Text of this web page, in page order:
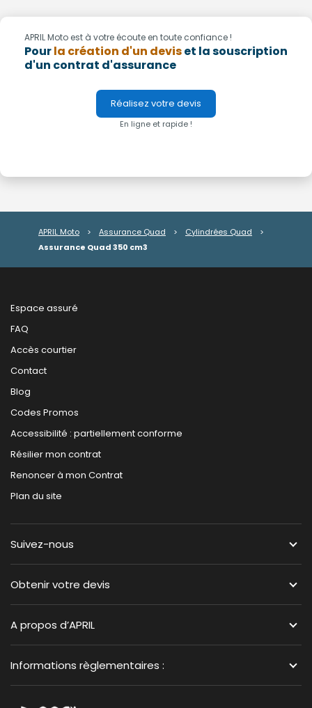
APRIL Moto est à votre écoute en toute confiance !
Pourla création d'un deviset la souscription
d'un contrat d'assurance
Réalisez votre devis
En ligne et rapide !
APRIL Moto > Assurance Quad > Cylindrées Quad
>
Assurance Quad 350 cm3
Espace assuré
FAQ
Accès courtier
Contact
Blog
Codes Promos
Accessibilité : partiellement conforme
Résilier mon contrat
Renoncer à mon Contrat
Plan du site
Suivez-nous
Obtenir votre devis
A propos d’APRIL
Informations règlementaires :